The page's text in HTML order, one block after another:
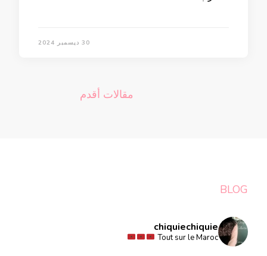
30 ديسمبر 2024
مقالات أقدم
BLOG
chiquiechiquie
Tout sur le Maroc